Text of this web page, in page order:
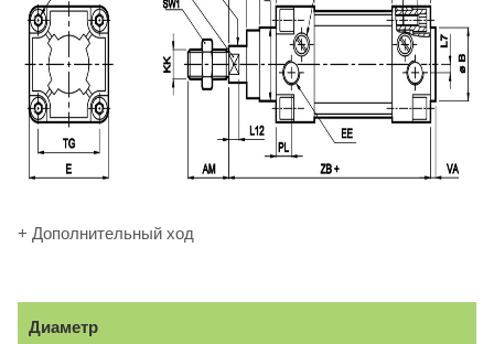
+ Дополнительный ход
Диаметр